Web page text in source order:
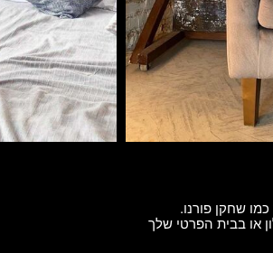
שחקן פורנו.
או בבית הפרטי שלך